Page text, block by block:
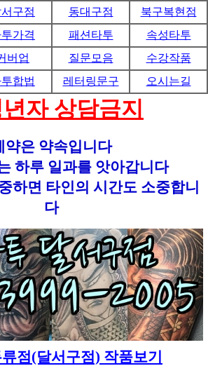
구점 동대구점
북구복현점
가격 패션타투
속성타투
버업 질문모음
수강작품
합법 레터링문구 오시는길
자 상담금지
약은 약속입니다
하루 일과를 앗아갑니다
하면 타인의 시간도 소중합니
다
점(달서구점) 작품보기